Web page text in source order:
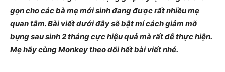
gọn cho các bà mẹ mới sinh đang được rất nhiều mẹ
quan tâm. Bài viết dưới đây sẽ bật mí cách giảm mỡ
bụng sau sinh 2 tháng cực hiệu quả mà rất dễ thực hiện.
Mẹ hãy cùng Monkey theo dõi hết bài viết nhé.